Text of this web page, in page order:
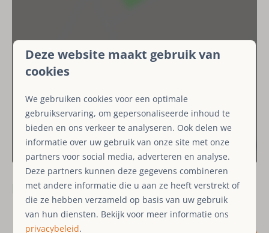
Tuin
Terrasmeubilair
Terras
Omheinde tuin
BBQ (houtskool)
Entertainment
Gezelschapsspellen
Playstation
Veiligheid
Recensies
Deze website maakt gebruik van
cookies
We gebruiken cookies voor een optimale
gebruikservaring, om gepersonaliseerde inhoud te
bieden en ons verkeer te analyseren. Ook delen we
informatie over uw gebruik van onze site met onze
partners voor social media, adverteren en analyse.
Deze partners kunnen deze gegevens combineren
met andere informatie die u aan ze heeft verstrekt of
die ze hebben verzameld op basis van uw gebruik
van hun diensten. Bekijk voor meer informatie ons
privacybeleid.